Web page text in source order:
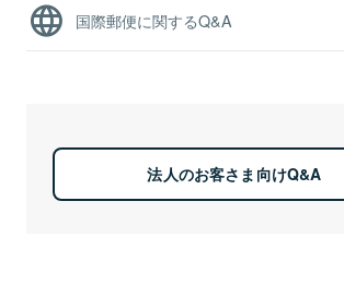
国際郵便に関するQ&A
法人のお客さま向けQ&A